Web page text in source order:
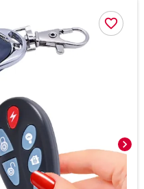
favorite_border
chevron_right